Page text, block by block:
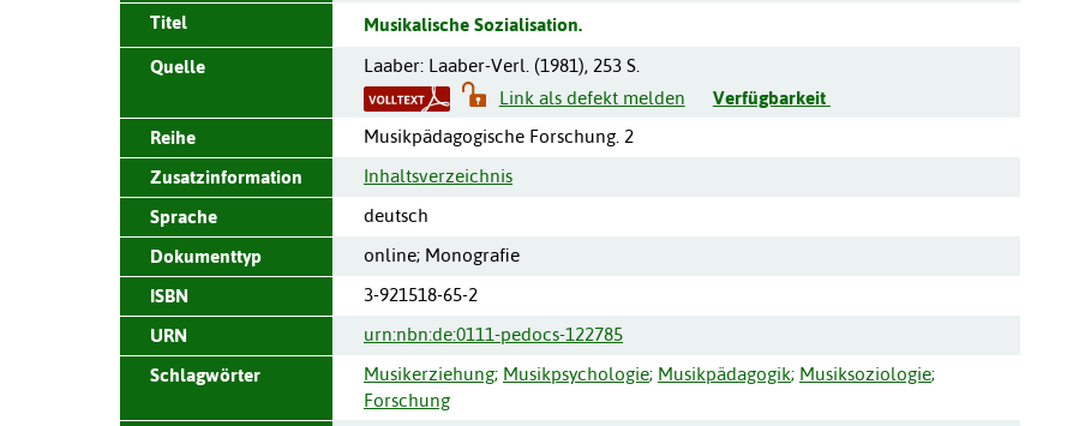
Titel
Musikalische Sozialisation.
Quelle Laaber: Laaber-Verl. (1981), 253 S.
Link als defekt melden
Verfügbarkeit
Reihe
Musikpädagogische Forschung. 2
Zusatzinformation
Inhaltsverzeichnis
Sprache
deutsch
Dokumenttyp
online; Monografie
ISBN
3-921518-65-2
URN
urn:nbn:de:0111-pedocs-122785
Schlagwörter
Musikerziehung; Musikpsychologie; Musikpädagogik; Musiksoziologie;
Forschung